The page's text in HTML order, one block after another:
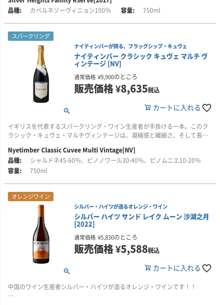
きました。確かな技術をもとに2007年の初リリース以来、たくさんの素晴ら
しい賞を数々受賞し現在に至っています。
品種を中心に栽培しています。土壌は赤粘土石灰質の土壌で、標高が高いた
め、昼夜の温度差があり、年間降水量も200mmと少ないのが特徴で、まさに
1999年、世界レベルのワインを造ろうと家長リン氏は、娘エマ(通称)をフラ
ンス/ボルドーに留学させました。エマは有名シャトーなどで研修する機会を
得ていきます。その後、エマは、シャトー・カロン・セギュールで三代にわ
たり醸造責任者を務めていたティエリー・カンタードと愛情をはぐくみ2003
年に結婚しました。
2005年にエマは、ディプロマを取得して帰国、その後、中国のワイン商社に
勤めた後、ティエリ―とともにこのワイナリーを本格的なものに育て上げて
きました。確かな技術をもとに2007年の初リリース以来、たくさんの素晴ら
葡萄は100％手摘みで収穫し選別後、低温浸漬、発酵。ニュートラルフレン
チオーク古樽で12か月間熟成しています。アルコール度数15％。
■シルバー・ハイツについて
シルバー・ハイツ(SILVER HEIGHTS)は、銀色高原にあり、中国では珍しい家
族経営のワイナリーです。ヘレン山地の標高1200mのところにあります。ヘ
レン山地は、中国のワインベルトと呼ばれており将来期待されている地域で
2007年に開業し、カベルネソーヴィニヨン、メルロー、シャルドネなど国際
品種を中心に栽培しています。土壌は赤粘土石灰質の土壌で、標高が高いた
め、昼夜の温度差があり、年間降水量も200mmと少ないのが特徴で、まさに
1999年、世界レベルのワインを造ろうと家長リン氏は、娘エマ(通称)をフラ
得ていきます。その後、エマは、シャトー・カロン・セギュールで三代にわ
たり醸造責任者を務めていたティエリー・カンタードと愛情をはぐくみ2003
年に結婚しました。
勤めた後、ティエリ―とともにこのワイナリーを本格的なものに育て上げて
きました。確かな技術をもとに2007年の初リリース以来、たくさんの素晴ら
しい賞を数々受賞し現在に至っています。
カベルネソーヴィニョン100％
750ml
スパークリング
ナイティンバーが誇る、フラッグシップ・キュヴェ
ナイティンバー クラシック キュヴェ マルチ ヴ
ィンテージ [NV]
通常価格 ¥9,900のところ
販売価格¥8,635税込
カートに入れる
イギリスを代表するスパークリング・ワイン生産者が手掛ける一本。このク
ラシック・キュヴェ・マルチヴィンテージは、凝縮感と繊細さ、そして長い
このスパークリング・ワインは、シャルドネ、ピノ・ノワール、ピノ・ムニ
エを用いたクラシックなブレンドで、エレガンスと力強さが見事に調和して
み出しています。
■生産者のコメント
目を奪うような美しいゴールデンカラーと、きめ細やかな泡立ち。長期熟成
によって、トーストやスパイスを思わせるアロマが際立ち、蜂蜜、アーモン
ド、パイ生地、焼きリンゴといったリッチなフレーバーが重なります。
凝縮感と繊細さが共存する複雑な味わいで、長く続く余韻が印象的。調和の
取れた、上質でエレガントなイングリッシュ・スパークリングワインです。
スモークサーモン、牡蠣などの貝類、寿司、アスパラガスなどと相性抜群で
す。
Nyetimber Classic Cuvee Multi Vintage[NV]
シャルドネ45-60％、ピノノワール30-40％、ピノムニエ10-20％
750ml
オレンジワイン
シルバー・ハイツが造るオレンジ・ワイン
シルバー ハイツ サンド レイク ムーン 沙湖之月
[2022]
通常価格 ¥5,830のところ
販売価格¥5,588税込
カートに入れる
中国のワイン生産者シルバー・ハイツが造るオレンジ・ワインです！！